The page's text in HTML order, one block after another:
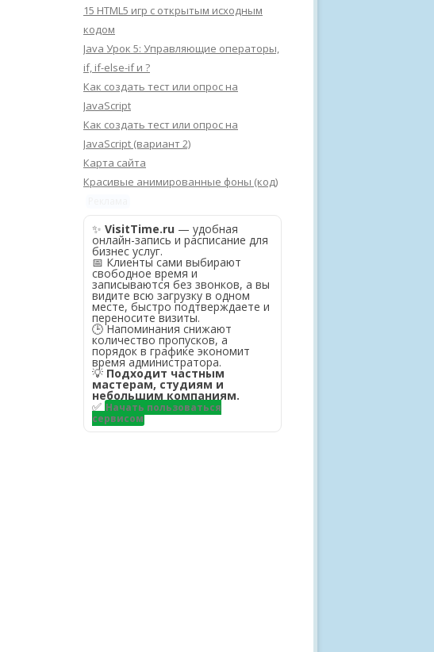
15 HTML5 игр с открытым исходным
кодом
Java Урок 5: Управляющие операторы,
if, if-else-if и ?
Как создать тест или опрос на
JavaScript
Как создать тест или опрос на
JavaScript (вариант 2)
Карта сайта
Красивые анимированные фоны (код)
✨ VisitTime.ru — удобная
онлайн-запись и расписание для
бизнес услуг.
📅 Клиенты сами выбирают
свободное время и
записываются без звонков, а вы
видите всю загрузку в одном
месте, быстро подтверждаете и
переносите визиты.
🕒 Напоминания снижают
количество пропусков, а
порядок в графике экономит
время администратора.
💡 Подходит частным
мастерам, студиям и
небольшим компаниям.
✅ Начать пользоваться
сервисом